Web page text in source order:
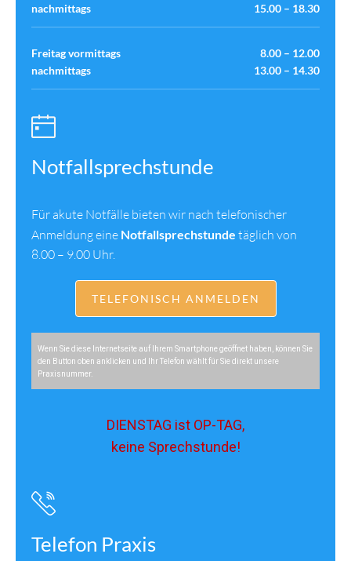
nachmittags
15.00 – 18.30
Freitag vormittags
8.00 – 12.00
nachmittags
13.00 – 14.30
Notfallsprechstunde
Für akute Notfälle bieten wir nach telefonischer
Anmeldung eine Notfallsprechstunde täglich von
8.00 – 9.00 Uhr.
TELEFONISCH ANMELDEN
Wenn Sie diese Internetseite auf Ihrem Smartphone geöffnet haben, können Sie
den Button oben anklicken und Ihr Telefon wählt für Sie direkt unsere
Praxisnummer.
DIENSTAG ist OP-TAG,
keine Sprechstunde!
Telefon Praxis